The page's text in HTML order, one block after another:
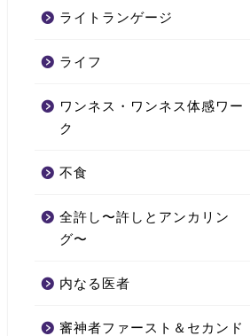
ライトランゲージ
ライフ
ワンネス・ワンネス体感ワー
ク
不食
全許し〜許しとアンカリン
グ〜
内なる医者
審神者ファースト＆セカンド